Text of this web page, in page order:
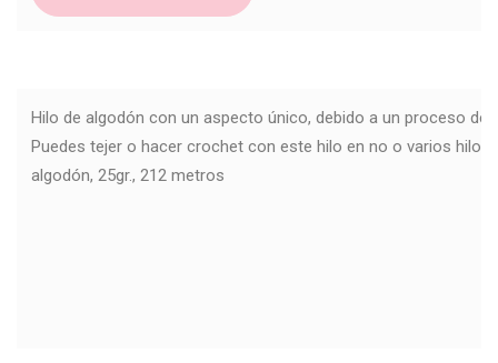
Hilo de algodón con un aspecto único, debido a un proceso de
Puedes tejer o hacer crochet con este hilo en no o varios hilos.
algodón, 25gr., 212 metros